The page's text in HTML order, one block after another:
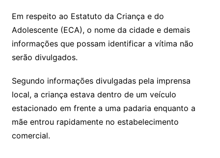
Em respeito ao Estatuto da Criança e do
Adolescente (ECA), o nome da cidade e demais
informações que possam identificar a vítima não
serão divulgados.
Segundo informações divulgadas pela imprensa
local, a criança estava dentro de um veículo
estacionado em frente a uma padaria enquanto a
mãe entrou rapidamente no estabelecimento
comercial.